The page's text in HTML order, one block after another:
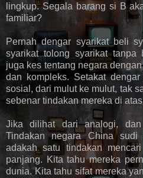
lingkup. Segala barang si B
familiar?
Pernah dengar syarikat beli
syarikat tolong syarikat tanpa
juga kes tentang negara
dan kompleks. Setakat
sosial, dari mulut ke mulut, tak
sebenar tindakan mereka di
Jika dilihat dari analogi,
Tindakan negara China
adakah satu tindakan
panjang. Kita tahu mereka
dunia. Kita tahu sifat mereka